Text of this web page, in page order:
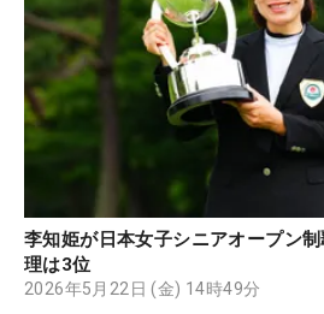
李知姫が日本女子シニアオープン
理は3位
2026年5月22日 (金) 14時49分